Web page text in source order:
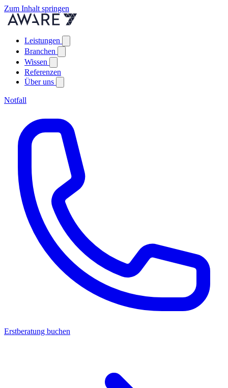
Zum Inhalt springen
Leistungen
Branchen
Wissen
Referenzen
Über uns
Notfall
Erstberatung buchen